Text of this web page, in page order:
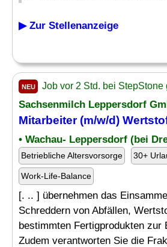
▶ Zur Stellenanzeige
NEU Job vor 2 Std. bei StepStone
Sachsenmilch Leppersdorf
Mitarbeiter (m/w/d)
• Wachau- Leppersdorf (bei
Betriebliche Altersvorsorge 30+
Work-Life-Balance
[. .. ] übernehmen das
Schreddern von Abfällen,
bestimmten Fertigprodukten zur
Zudem verantworten Sie die